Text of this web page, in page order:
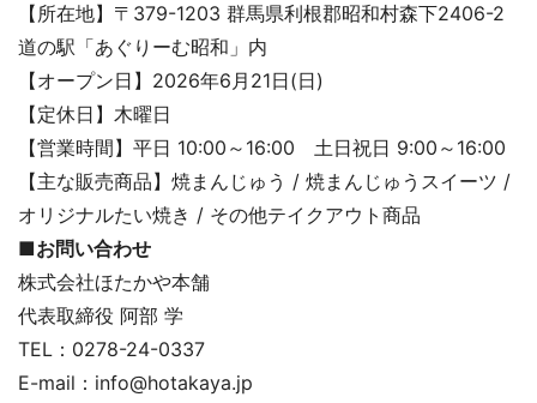
【所在地】〒379-1203 群馬県利根郡昭和村森下2406-2
道の駅「あぐりーむ昭和」内
【オープン日】2026年6月21日(日)
【定休日】木曜日
【営業時間】平日 10:00～16:00 土日祝日 9:00～16:00
【主な販売商品】焼まんじゅう / 焼まんじゅうスイーツ /
オリジナルたい焼き / その他テイクアウト商品
■お問い合わせ
株式会社ほたかや本舗
代表取締役 阿部 学
TEL：0278-24-0337
E-mail：info@hotakaya.jp